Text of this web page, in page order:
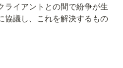
ライアントとの間で紛争が生
協議し、これを解決するもの